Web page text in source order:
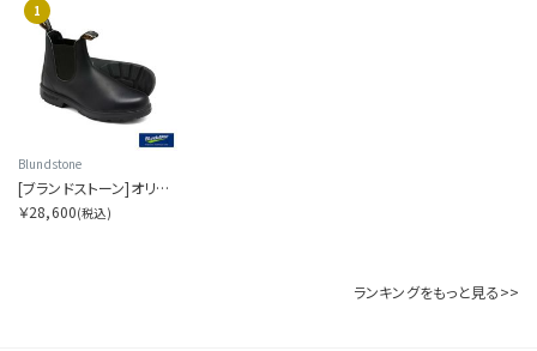
1
Blundstone
[ブランドストーン]オリジナルス BS510
￥28,600(税込)
ランキングをもっと見る>>